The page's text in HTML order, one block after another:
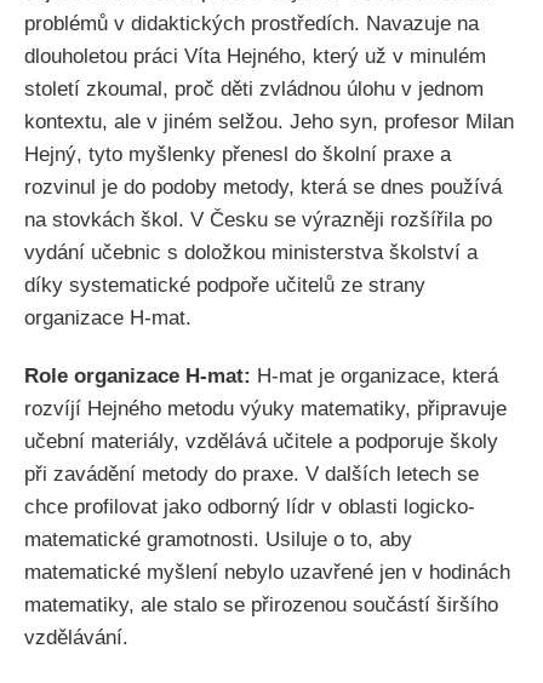
problémů v didaktických prostředích. Navazuje na
dlouholetou práci Víta Hejného, který už v minulém
století zkoumal, proč děti zvládnou úlohu v jednom
kontextu, ale v jiném selžou. Jeho syn, profesor Milan
Hejný, tyto myšlenky přenesl do školní praxe a
rozvinul je do podoby metody, která se dnes používá
na stovkách škol. V Česku se výrazněji rozšířila po
vydání učebnic s doložkou ministerstva školství a
díky systematické podpoře učitelů ze strany
organizace H-mat.
Role organizace H-mat: H-mat je organizace, která
rozvíjí Hejného metodu výuky matematiky, připravuje
učební materiály, vzdělává učitele a podporuje školy
při zavádění metody do praxe. V dalších letech se
chce profilovat jako odborný lídr v oblasti logicko-
matematické gramotnosti. Usiluje o to, aby
matematické myšlení nebylo uzavřené jen v hodinách
matematiky, ale stalo se přirozenou součástí širšího
vzdělávání.